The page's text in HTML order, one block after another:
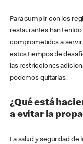
Para cumplir con los
restaurantes han
comprometidos a
estos tiempos de
las restricciones
podemos quitarlas.
¿Qué está
a evitar la
La salud y seguridad de